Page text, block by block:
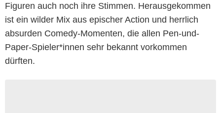
Figuren auch noch ihre Stimmen. Herausgekommen
ist ein wilder Mix aus epischer Action und herrlich
absurden Comedy-Momenten, die allen Pen-und-
Paper-Spieler*innen sehr bekannt vorkommen
dürften.